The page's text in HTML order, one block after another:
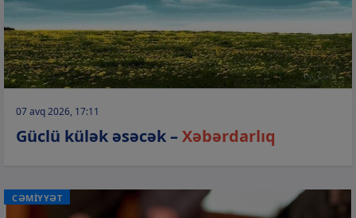
07 avq 2026, 17:11
Güclü külək əsəcək –Xəbərdarlıq
CƏMİYYƏT